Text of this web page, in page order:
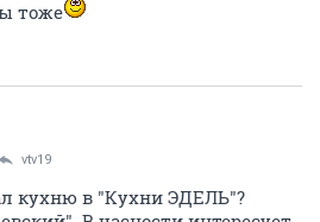
тоже
vtv19
кухню в "Кухни ЭДЕЛЬ"?